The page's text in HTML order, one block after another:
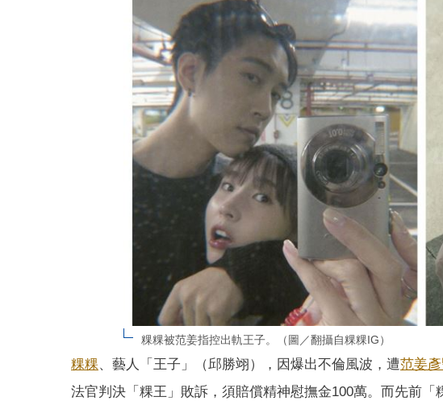
粿粿被范姜指控出軌王子。（圖／翻攝自粿粿IG）
粿粿、藝人「王子」（邱勝翊），因爆出不倫風波，遭范姜
法官判決「粿王」敗訴，須賠償精神慰撫金100萬。而先前「